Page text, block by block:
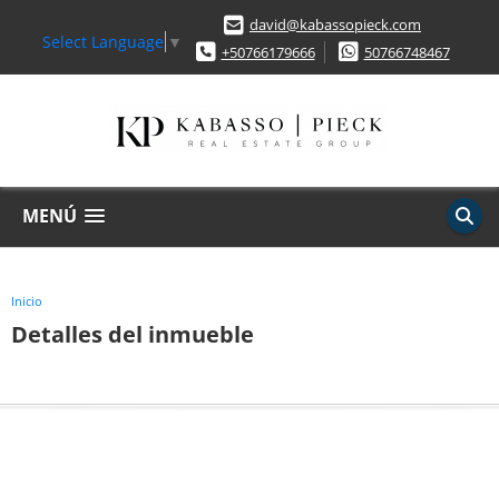
Select Language ▼
david@kabassopieck.com
+50766179666
50766748467
MENÚ
Inicio
Detalles del inmueble